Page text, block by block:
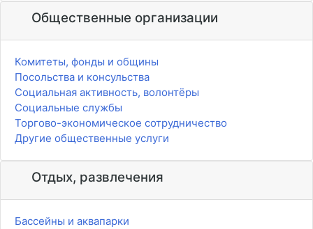
Общественные организации
Комитеты, фонды и общины
Посольства и консульства
Социальная активность, волонтёры
Социальные службы
Торгово-экономическое сотрудничество
Другие общественные услуги
Отдых, развлечения
Бассейны и аквапарки